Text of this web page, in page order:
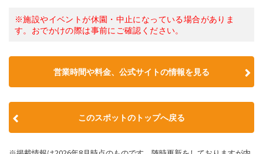
※施設やイベントが休園・中止になっている場合がありま
す。おでかけの際は事前にご確認ください。
営業時間や料金、公式サイトの情報を見る
このスポットのトップへ戻る